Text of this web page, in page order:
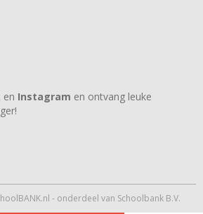
en Instagram en ontvang leuke
- onderdeel van Schoolbank B.V.